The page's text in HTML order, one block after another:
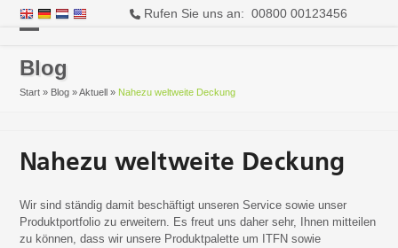
Rufen Sie uns an: 00800 00123456
mobile
mobile
Blog
Start » Blog »Aktuell » Nahezu weltweite Deckung
Nahezu weltweite Deckung
Wir sind ständig damit beschäftigt unseren Service sowie unser
Produktportfolio zu erweitern. Es freut uns daher sehr, Ihnen mitteilen
zu können, dass wir unsere Produktpalette um ITFN sowie